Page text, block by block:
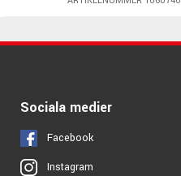
Hotline HOT-60SS
Sociala medier
Facebook
Instagram